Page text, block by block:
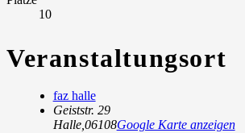
10
Veranstaltungsort
faz halle
Geiststr. 29
Halle, 06108Google Karte anzeigen